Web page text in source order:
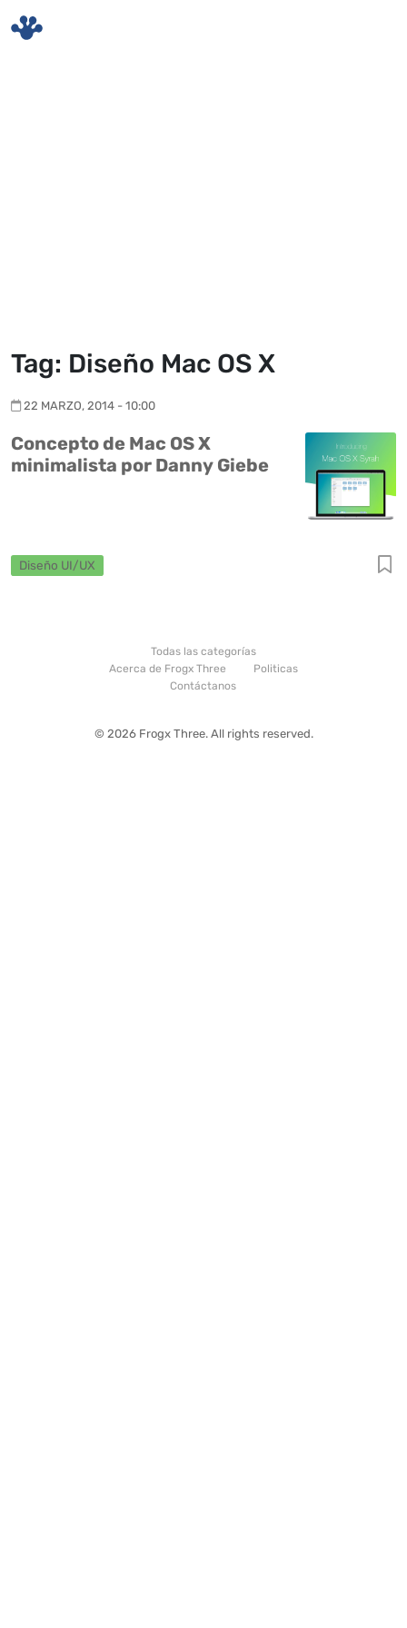
Tag: Diseño Mac OS X
22 MARZO, 2014 - 10:00
Concepto de Mac OS X
minimalista por Danny Giebe
Diseño UI/UX
Todas las categorías
Acerca de Frogx Three
Politicas
Contáctanos
© 2026 Frogx Three. All rights reserved.